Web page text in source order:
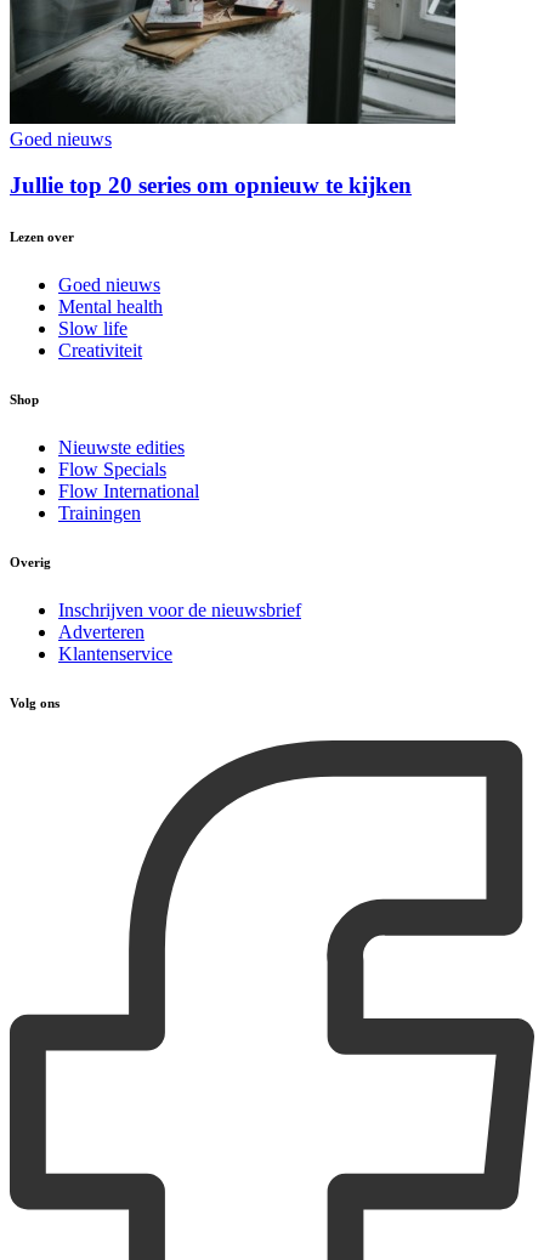
Goed nieuws
Jullie top 20 series om opnieuw te kijken
Lezen over
Goed nieuws
Mental health
Slow life
Creativiteit
Shop
Nieuwste edities
Flow Specials
Flow International
Trainingen
Overig
Inschrijven voor de nieuwsbrief
Adverteren
Klantenservice
Volg ons